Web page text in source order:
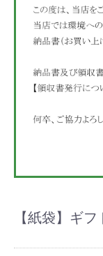
【紙袋】ギ